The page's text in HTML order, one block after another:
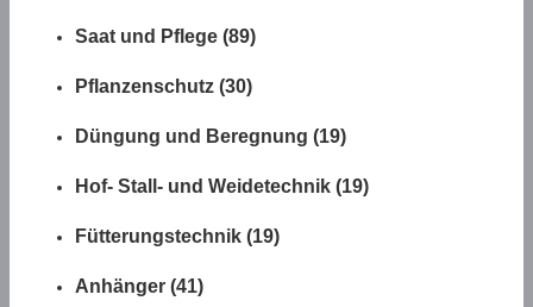
Saat und Pflege (89)
Pflanzenschutz (30)
Düngung und Beregnung (19)
Hof- Stall- und Weidetechnik (19)
Fütterungstechnik (19)
Anhänger (41)